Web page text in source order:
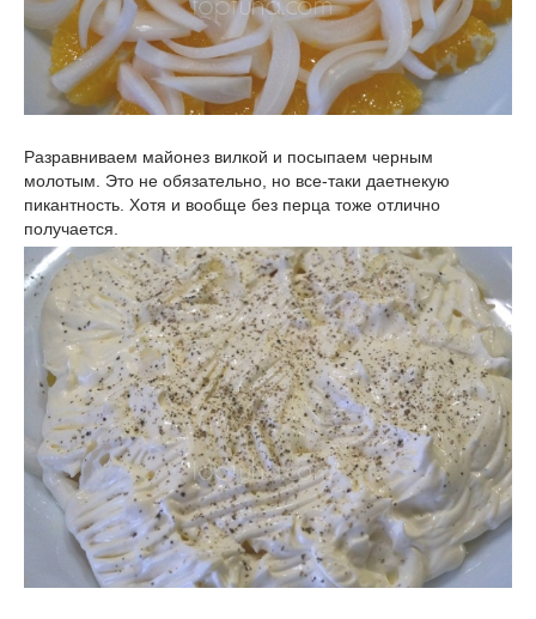
Разравниваем майонез вилкой и посыпаем черным
молотым. Это не обязательно, но все-таки даетнекую
пикантность. Хотя и вообще без перца тоже отлично
получается.